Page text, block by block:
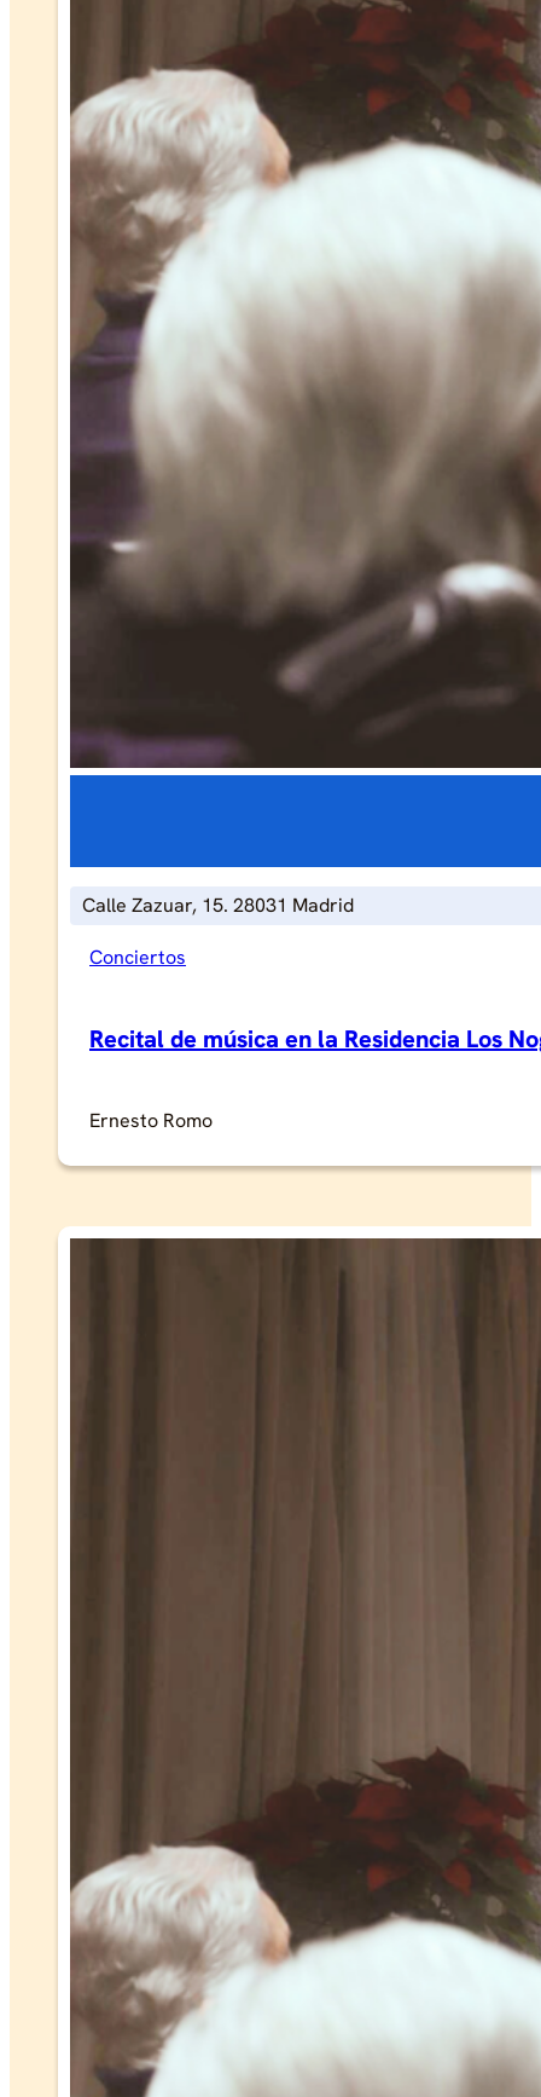
Calle Zazuar, 15. 28031 Madrid
Conciertos
Recital de música en la Residencia Los
Ernesto Romo